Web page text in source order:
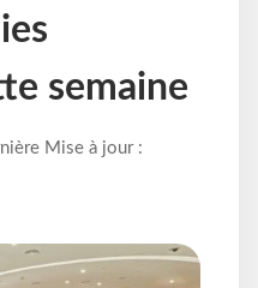
semaine
Mise à jour :